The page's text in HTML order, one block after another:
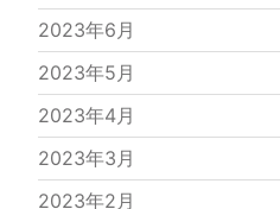
2023年6月
2023年5月
2023年4月
2023年3月
2023年2月